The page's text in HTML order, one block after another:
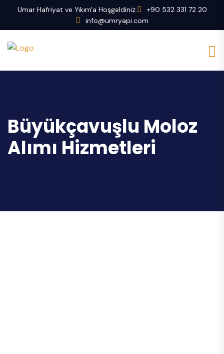
Umar Hafriyat ve Yıkım'a Hoşgeldiniz.
+90 532 331 72 20
info@umryapi.com
Büyükçavuşlu Moloz
Alımı Hizmetleri